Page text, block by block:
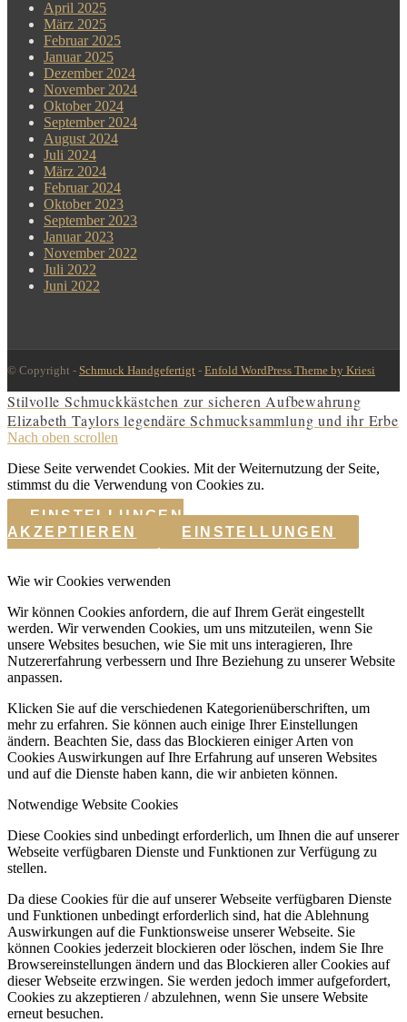
April 2025
März 2025
Februar 2025
Januar 2025
Dezember 2024
November 2024
Oktober 2024
September 2024
August 2024
Juli 2024
März 2024
Februar 2024
Oktober 2023
September 2023
Januar 2023
November 2022
Juli 2022
Juni 2022
© Copyright - Schmuck Handgefertigt - Enfold WordPress Theme by Kriesi
Stilvolle Schmuckkästchen zur sicheren Aufbewahrung
Elizabeth Taylors legendäre Schmucksammlung und ihr Erbe
Nach oben scrollen
Diese Seite verwendet Cookies. Mit der Weiternutzung der Seite,
stimmst du die Verwendung von Cookies zu.
EINSTELLUNGEN
AKZEPTIEREN
EINSTELLUNGEN
Wie wir Cookies verwenden
Wir können Cookies anfordern, die auf Ihrem Gerät eingestellt
werden. Wir verwenden Cookies, um uns mitzuteilen, wenn Sie
unsere Websites besuchen, wie Sie mit uns interagieren, Ihre
Nutzererfahrung verbessern und Ihre Beziehung zu unserer Website
anpassen.
Klicken Sie auf die verschiedenen Kategorienüberschriften, um
mehr zu erfahren. Sie können auch einige Ihrer Einstellungen
ändern. Beachten Sie, dass das Blockieren einiger Arten von
Cookies Auswirkungen auf Ihre Erfahrung auf unseren Websites
und auf die Dienste haben kann, die wir anbieten können.
Notwendige Website Cookies
Diese Cookies sind unbedingt erforderlich, um Ihnen die auf unserer
Webseite verfügbaren Dienste und Funktionen zur Verfügung zu
stellen.
Da diese Cookies für die auf unserer Webseite verfügbaren Dienste
und Funktionen unbedingt erforderlich sind, hat die Ablehnung
Auswirkungen auf die Funktionsweise unserer Webseite. Sie
können Cookies jederzeit blockieren oder löschen, indem Sie Ihre
Browsereinstellungen ändern und das Blockieren aller Cookies auf
dieser Webseite erzwingen. Sie werden jedoch immer aufgefordert,
Cookies zu akzeptieren / abzulehnen, wenn Sie unsere Website
erneut besuchen.